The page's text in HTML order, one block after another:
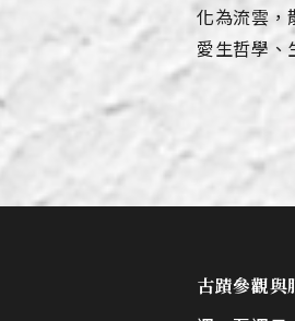
化為流雲，
愛生哲學、
古蹟參觀與